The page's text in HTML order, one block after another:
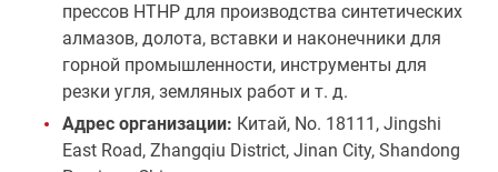
прессов HTHP для производства синтетических
алмазов, долота, вставки и наконечники для
горной промышленности, инструменты для
резки угля, земляных работ и т. д.
Адрес организации: Китай, No. 18111, Jingshi
East Road, Zhangqiu District, Jinan City, Shandong